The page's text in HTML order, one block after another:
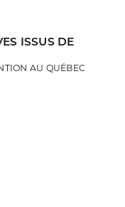
ISSUS DE
AU QUÉBEC